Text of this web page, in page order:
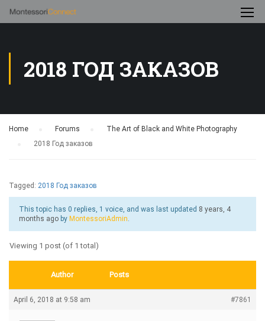
2018 ГОД ЗАКАЗОВ
Home Forums
The Art of Black and White Photography
2018 Год заказов
Tagged: 2018 Год заказов
This topic has 0 replies, 1 voice, and was last updated 8 years, 4
months ago by MontessoriAdmin.
Viewing 1 post (of 1 total)
Author Posts
April 6, 2018 at 9:58 am #7861